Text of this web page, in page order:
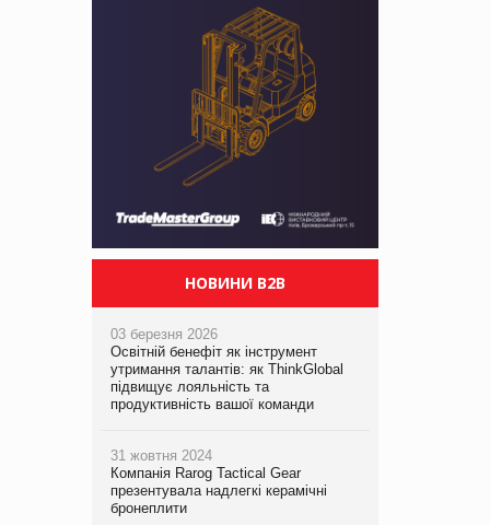
НОВИНИ B2B
03 березня 2026
Освітній бенефіт як інструмент
утримання талантів: як ThinkGlobal
підвищує лояльність та
продуктивність вашої команди
31 жовтня 2024
Компанія Rarog Tactical Gear
презентувала надлегкі керамічні
бронеплити